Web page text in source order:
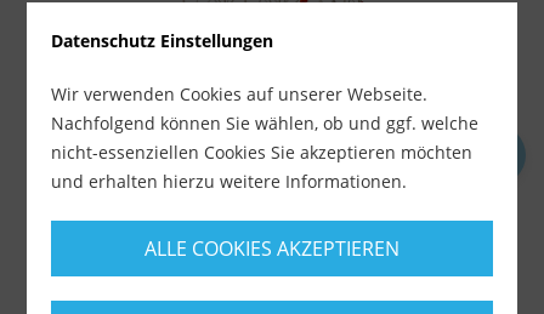
Rubi ausziehbarer Werktisch 120 x 120 cm (Art....
Lieferzeit ca. 1-3 Werktage
193,90 €
inkl. MwSt.zzgl. Versandkosten
Datenschutz Einstellungen
Wir verwenden Cookies auf unserer Webseite.
Nachfolgend können Sie wählen, ob und ggf. welche
nicht-essenziellen Cookies Sie akzeptieren möchten
und erhalten hierzu weitere Informationen.
ALLE COOKIES AKZEPTIEREN